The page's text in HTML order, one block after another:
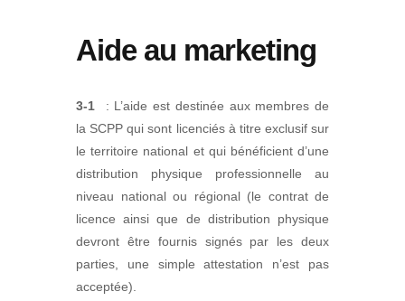
Aide au marketing
3-1 : L’aide est destinée aux membres de
la SCPP qui sont licenciés à titre exclusif sur
le territoire national et qui bénéficient d’une
distribution physique professionnelle au
niveau national ou régional (le contrat de
licence ainsi que de distribution physique
devront être fournis signés par les deux
parties, une simple attestation n’est pas
acceptée).